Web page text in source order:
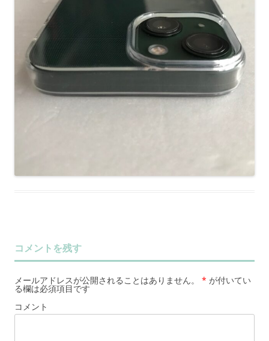
コメントを残す
メールアドレスが公開されることはありません。 * が付いてい
る欄は必須項目です
コメント